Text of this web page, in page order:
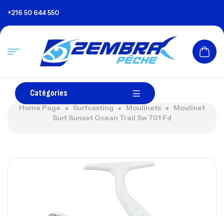
+216 50 644 550
Catégories
Home Page Surfcasting Moulinets
Moulinet
Surf Sunset Ocean Trail Sw 701 Fd